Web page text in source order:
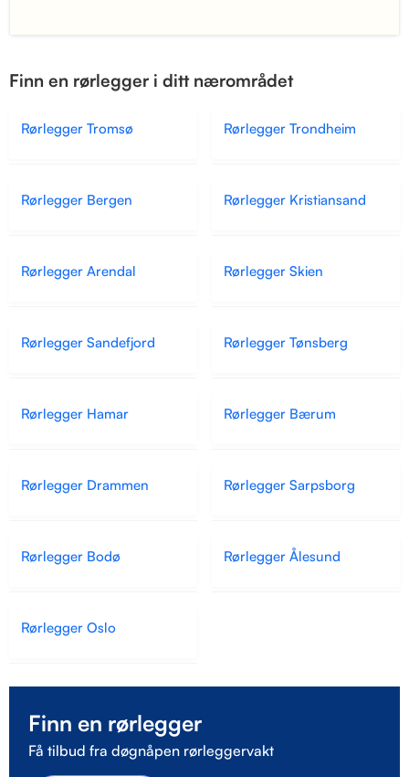
Finn en rørlegger i ditt nærområdet
Rørlegger Tromsø Rørlegger Trondheim
Rørlegger Bergen Rørlegger Kristiansand
Rørlegger Arendal Rørlegger Skien
Rørlegger Sandefjord Rørlegger Tønsberg
Rørlegger Hamar Rørlegger Bærum
Rørlegger Drammen Rørlegger Sarpsborg
Rørlegger Bodø Rørlegger Ålesund
Rørlegger Oslo
Finn en rørlegger
Få tilbud fra døgnåpen rørleggervakt